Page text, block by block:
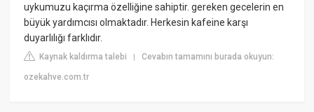
uykumuzu kaçırma özelliğine sahiptir. gereken gecelerin en
büyük yardımcısı olmaktadır. Herkesin kafeine karşı
duyarlılığı farklıdır.
Kaynak kaldırma talebi |Cevabın tamamını burada okuyun:
ozekahve.com.tr